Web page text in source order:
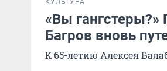
КУЛЬТУРА
«Вы
Багров вновь
К 65-летию Алексея